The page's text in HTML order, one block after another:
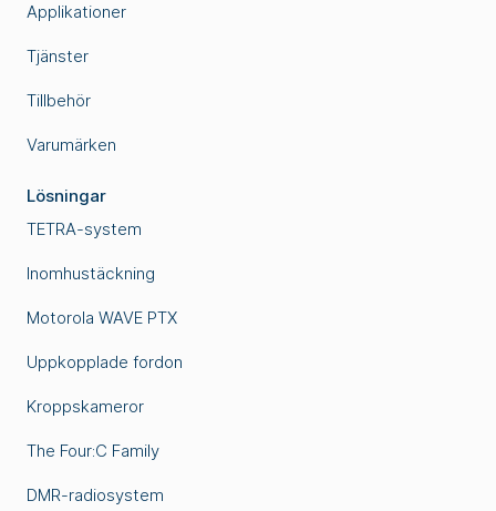
Applikationer
Tjänster
Tillbehör
Varumärken
Lösningar
TETRA-system
Inomhustäckning
Motorola WAVE PTX
Uppkopplade fordon
Kroppskameror
The Four:C Family
DMR-radiosystem